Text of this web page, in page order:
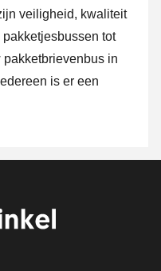
veiligheid, kwaliteit
tot
pakketbrievenbus in
is er een